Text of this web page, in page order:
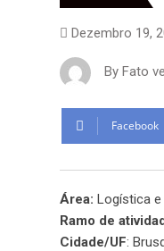
Dezembro 19,
By Fato
Facebook
Área: Logística
Ramo de
Cidade/UF: